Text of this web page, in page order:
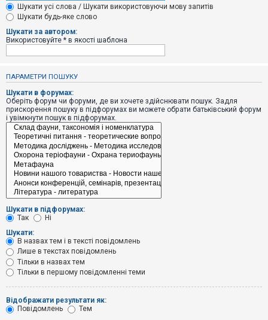
Т
е
м
и
б
і
п
о
в
і
д
в
н
т
е
м
и
о
ш
Шукати усі слова / Шукати використовуючи мову запитів
Шукати будь-яке слово
Шукати за автором:
Використовуйте * в якості шаблона
ПАРАМЕТРИ ПОШУКУ
Шукати в форумах:
Оберіть форум чи форуми, де ви хочете здійснювати пошук. Задля
прискорення пошуку в підфорумах ви можете обрати батьківський форум
і увімкнути пошук в підфорумах.
Шукати в підфорумах:
Так
Ні
Шукати:
В назвах тем і в тексті повідомлень
Лише в текстах повідомлень
Тільки в назвах тем
Тільки в першому повідомленні теми
Відображати результати як:
Повідомлень
Тем